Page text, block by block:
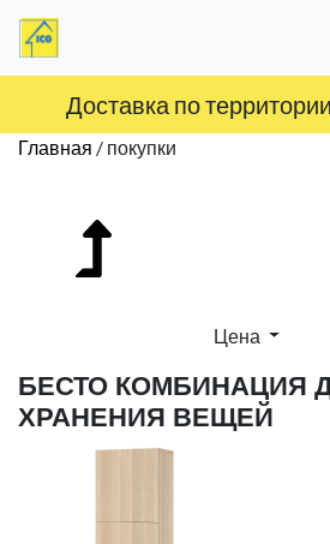
Доставка по
Главная / покупки
Цена
БЕСТО КОМБИНАЦИЯ
ХРАНЕНИЯ ВЕЩЕЙ